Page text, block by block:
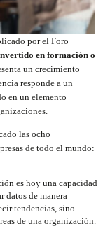
por el Foro
en formación o
un crecimiento
responde a un
en un elemento
las ocho
de todo el mundo:
es hoy una capacidad
de manera
tendencias, sino
de una organización.